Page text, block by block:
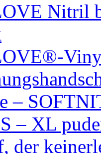
Nitril
–
– XL
der